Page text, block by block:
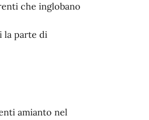
che inglobano
la parte di
amianto nel